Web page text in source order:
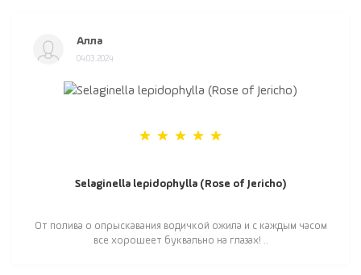
Алла
04.03.2024
Selaginella lepidophylla (Rose of Jericho)
От полива о опрыскавания водичкой ожила и с каждым часом
все хорошеет буквально на глазах! ..